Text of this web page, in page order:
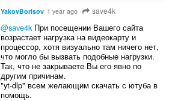
YakovBorisov 1 year ago save4k
@save4kПри посещении Вашего сайта
возрастает нагрузка на видеокарту и
процессор, хотя визуально там ничего нет,
что могло бы вызвать подобные нагрузки.
Так, что не закрываете Вы его явно по
другим причинам.
"yt-dlp" всем желающим скачать с ютуба в
помощь.